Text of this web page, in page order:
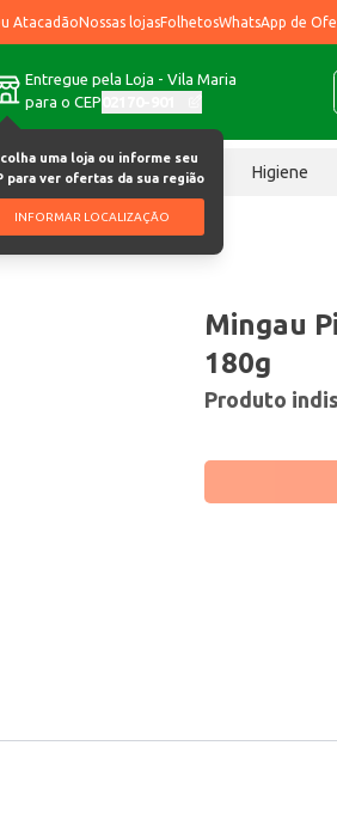
AtacadãoNossas lojasFolhetosWhatsApp de
Entregue pela Loja - Vila Maria
para o CEP
uma loja ou informe seu
para ver ofertas da sua região
INFORMAR LOCALIZAÇÃO
Chocolates Higiene
Banana e Maçã 180g
Mingau
180g
Produto